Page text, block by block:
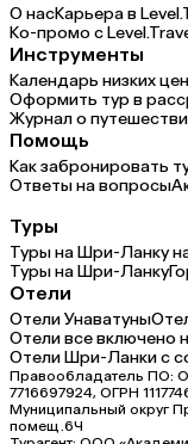
О насКарьера в
Ко-промо с
Инструменты
Календарь низких цен
Оформить тур в
Журнал о
Помощь
Как забронировать
Ответы на вопросы
Туры
Туры на Шри-Ланку
Туры на Шри-Ланку
Отели
Отели Унаватуны
Отели все включено
Отели Шри-Ланки с
Правообладатель ПО:
7716697924, ОГРН
Муниципальный округ
помещ.6Ч